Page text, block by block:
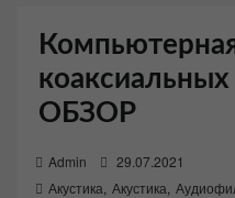
ОБЗОР
Admin
o
29.07.2021
Акустика Акустика